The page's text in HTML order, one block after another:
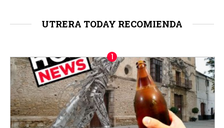
UTRERA TODAY RECOMIENDA